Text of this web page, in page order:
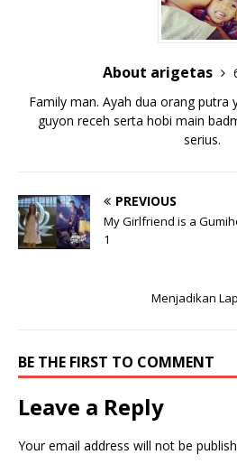
About arigetas
Family man. Ayah dua orang putra
guyon receh serta hobi main
serius.
PREVIOUS
My Girlfriend is a
1
Menjadikan
BE THE FIRST TO COMMENT
Leave a Reply
Your email address will not be